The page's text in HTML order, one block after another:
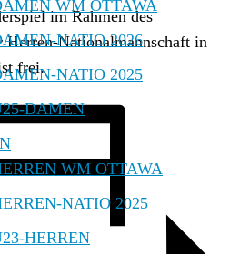
WM OTTAWA
NATIO 2026
NATIO 2025
DAMEN
WM OTTAWA
NATIO 2025
HERREN
im Rahmen des
Herren-Nationalmannschaft in
frei.